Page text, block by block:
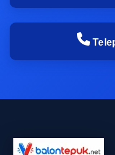
yang ramai namun
ditepukkan,
yang membuat
mudah ditangkap.